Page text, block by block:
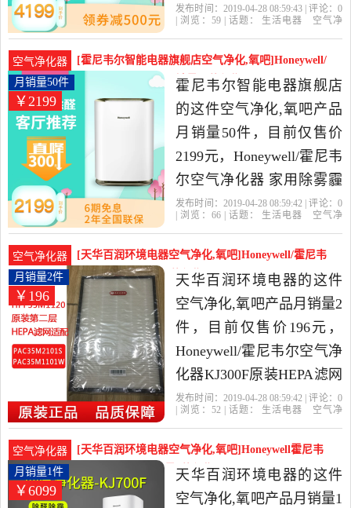
内客厅除甲醛去异味烟尘
器旗舰店精选生活电器当
中性价比很高的空气净化,
氧吧，由江苏 南京发货。
发布时间：2019-04-28 08:59:43 | 评论： 0
| 浏览： 59| 话题： 生活电器
空气净
空气净化器
[霍尼韦尔智能电器旗舰店空气净化,氧吧]Honeywell/
霍尼韦尔空气净化月销量50件仅售2199元
￥2199
月销量50件
霍尼韦尔智能电器旗舰店
的这件空气净化,氧吧产品
月销量50件，目前仅售价
2199元，Honeywell/霍尼韦
尔空气净化器 家用除雾霾
除PM2.5去除甲醛室内是
旗舰店精选生活电器当中
性价比很高的空气净化,氧
吧，由江苏 南京发货。
发布时间：2019-04-28 08:59:42 | 评论： 0
| 浏览： 66| 话题： 生活电器
空气净
空气净化器
[天华百润环境电器空气净化,氧吧]Honeywell/霍尼韦
尔空气净化月销量2件仅售196元
￥196
月销量2件
天华百润环境电器的这件
空气净化,氧吧产品月销量2
件，目前仅售价196元，
Honeywell/霍尼韦尔空气净
化器KJ300F原装HEPA滤网
HPF35M1120滤芯是2019年
活电器当中性价比很高的
空气净化,氧吧，由上海发
货。
发布时间：2019-04-28 08:59:42 | 评论： 0
| 浏览： 52| 话题： 生活电器
空气净
空气净化器
[天华百润环境电器空气净化,氧吧]Honeywell霍尼韦
尔空气净化器月销量1件仅售6099元
￥6099
月销量1件
天华百润环境电器的这件
空气净化,氧吧产品月销量1